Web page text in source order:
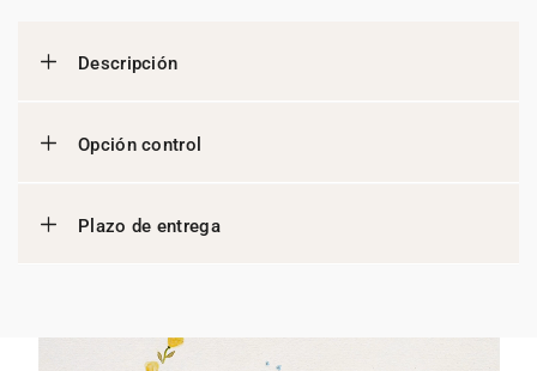
Descripción
Opción control
Plazo de entrega